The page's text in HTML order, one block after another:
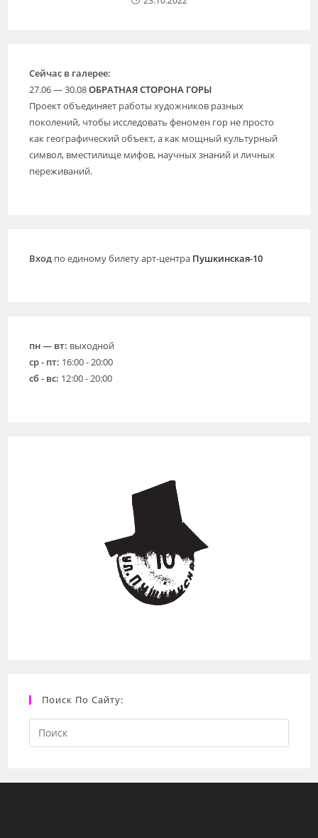
Сейчас в галерее:
27.06 — 30.08ОБРАТНАЯ СТОРОНА ГОРЫ
Проект объединяет работы художников разных
поколений, чтобы исследовать феномен гор не просто
как географический объект, а как мощный культурный
символ, вместилище мифов, научных знаний и личных
переживаний.
Вход по единому билету арт-центра Пушкинская-10
пн — вт: выходной
ср - пт: 16:00 - 20:00
сб - вс: 12:00 - 20:00
Поиск По Сайту:
Search
this